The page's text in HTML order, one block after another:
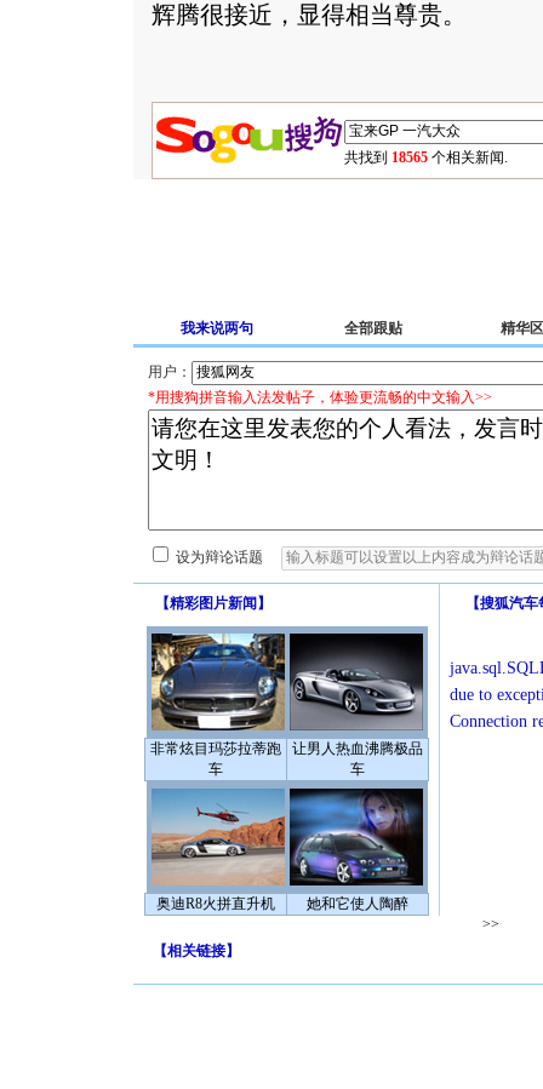
辉腾很接近，显得相当尊贵。
共找到 18565 个相关新闻.
我来说两句 全部跟贴 精华区
用户：
*用搜狗拼音输入法发帖子，体验更流畅的中文输入>>
设为辩论话题
【精彩图片新闻 】
非常炫目玛莎拉蒂跑
车
让男人热血沸腾极品
车
奥迪R8火拼直升机 她和它使人陶醉
【搜狐汽车
due to
Connection
>>
【相关链接】